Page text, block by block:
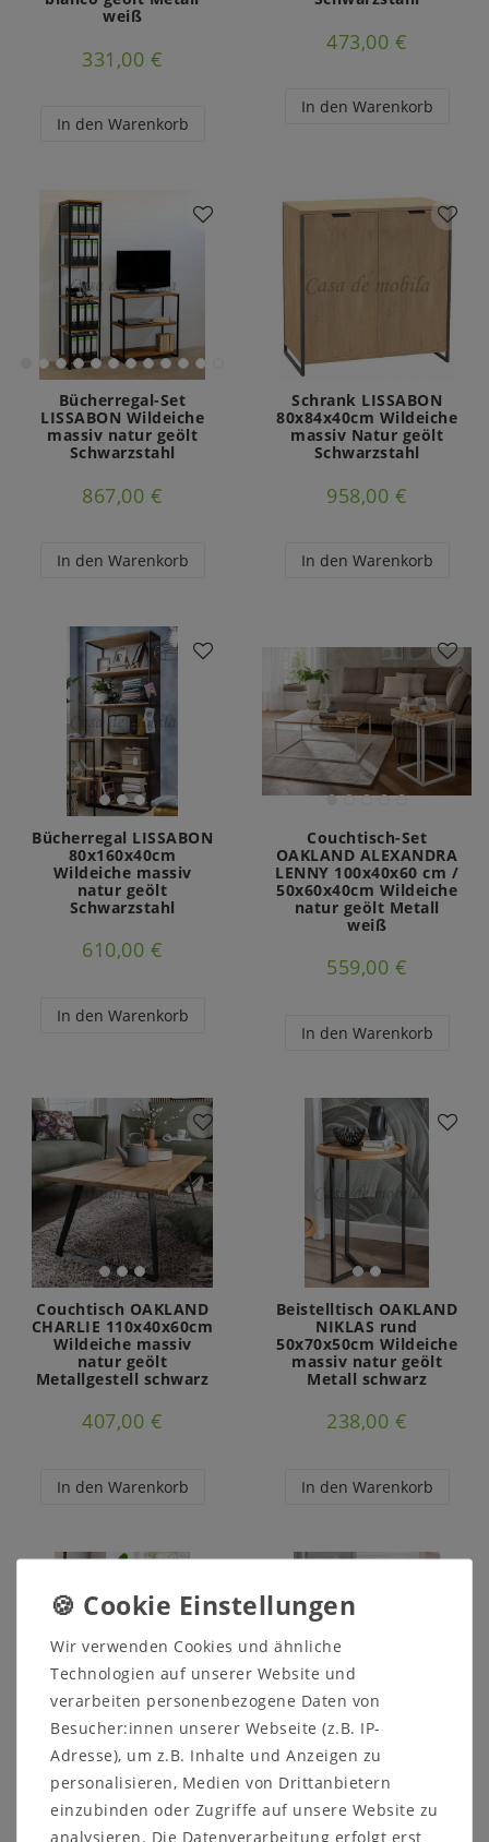
weiß
331,00 €
In den Warenkorb
473,00 €
In den Warenkorb
Bücherregal-Set
LISSABON Wildeiche
massiv natur geölt
Schwarzstahl
867,00 €
In den Warenkorb
Schrank LISSABON
80x84x40cm Wildeiche
massiv Natur geölt
Schwarzstahl
958,00 €
In den Warenkorb
Bücherregal LISSABON
80x160x40cm
Wildeiche massiv
natur geölt
Schwarzstahl
610,00 €
In den Warenkorb
Couchtisch-Set
OAKLAND ALEXANDRA
LENNY 100x40x60 cm /
50x60x40cm Wildeiche
natur geölt Metall
weiß
559,00 €
In den Warenkorb
Couchtisch OAKLAND
CHARLIE 110x40x60cm
Wildeiche massiv
natur geölt
Metallgestell schwarz
407,00 €
In den Warenkorb
Beistelltisch OAKLAND
NIKLAS rund
50x70x50cm Wildeiche
massiv natur geölt
Metall schwarz
238,00 €
In den Warenkorb
Beistelltisch-Set
OAKLAND BELA rund
40x38x40cm Wildeiche
bianco geölt Metall
Beistelltisch OAKLAND
MELINA rund
massiv natur geölt
Metall weiß
Wir verwenden Cookies und ähnliche
Technologien auf unserer Website und
verarbeiten personenbezogene Daten von
Besucher:innen unserer Webseite (z.B. IP-
Adresse), um z.B. Inhalte und Anzeigen zu
personalisieren, Medien von Drittanbietern
einzubinden oder Zugriffe auf unsere Website zu
analysieren. Die Datenverarbeitung erfolgt erst